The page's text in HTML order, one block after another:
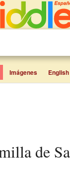
Imágenes English